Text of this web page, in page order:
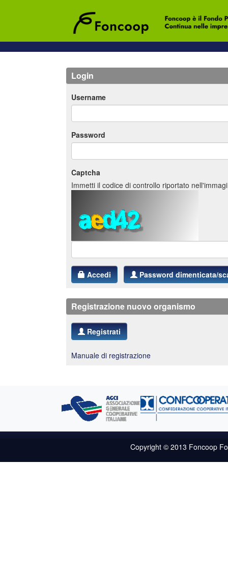
Login
Username
Password
Captcha
Immetti il codice di controllo riportato
Accedi Password dimenticata/
Registrazione nuovo organismo
Registrati
Manuale di registrazione
Copyright © 2013 Foncoop